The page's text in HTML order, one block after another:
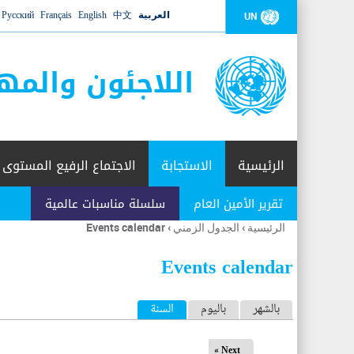
UN العربية 中文
English
Français
Русский
اللاجئون
الرئيسية الاستجابة
تقرير الأمين العام سلسلة مناسبات عالمية
الاجتماع الرفيع المستوى
أنت
هنا
الرئيسية › الجدول الزمني ›
Events calendar
Events calendar
ا بالشهر باليوم السنة (علامة التبويب النشطة)